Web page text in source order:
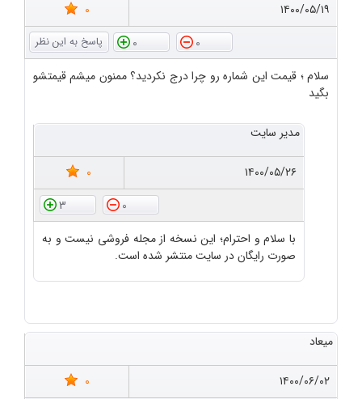
۱۴۰۰/۰۵/۱۹
0
0
0
سلام ؛ قیمت این شماره رو چرا درج نکردید؟ ممنون میشم قیمتشو
بگید
مدیر سایت
۱۴۰۰/۰۵/۲۶
0
0
3
با سلام و احترام؛ این نسخه از مجله فروشی نیست و به
صورت رایگان در سایت منتشر شده است.
میعاد
۱۴۰۰/۰۶/۰۲
0